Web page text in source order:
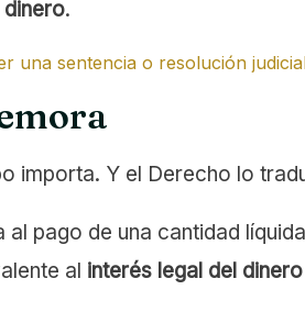
.
una sentencia o resolución
importa. Y el Derecho lo
pago de una cantidad
al interés legal del